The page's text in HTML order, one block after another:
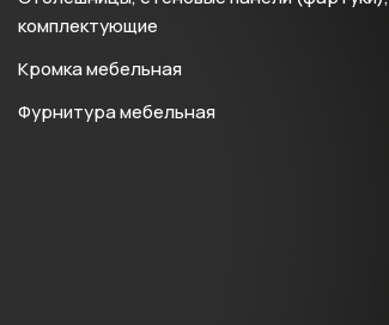
комплектующие
Кромка мебельная
Фурнитура мебельная